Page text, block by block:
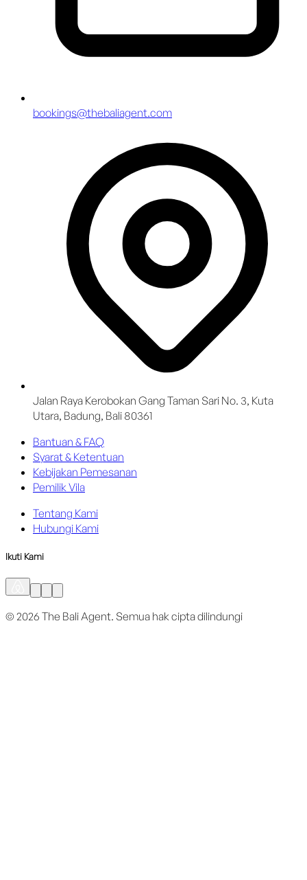
bookings@thebaliagent.com
Jalan Raya Kerobokan Gang Taman Sari No. 3, Kuta
Utara, Badung, Bali 80361
Bantuan & FAQ
Syarat & Ketentuan
Kebijakan Pemesanan
Pemilik Vila
Tentang Kami
Hubungi Kami
Ikuti Kami
© 2026 The Bali Agent. Semua hak cipta dilindungi